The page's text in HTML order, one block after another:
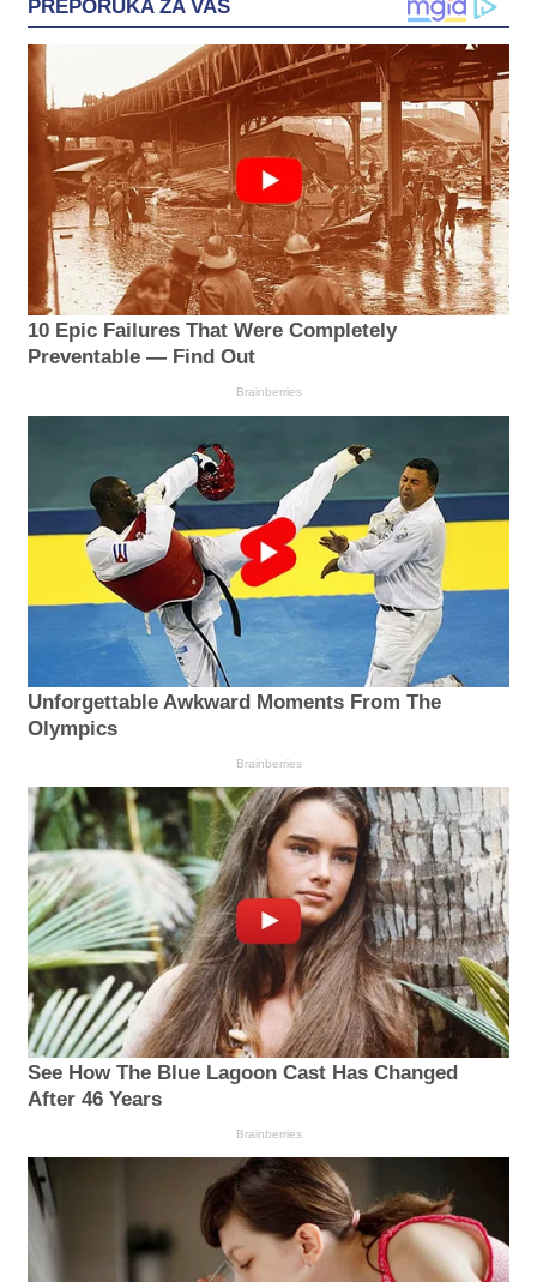
PREPORUKA ZA VAS
10 Epic Failures That Were Completely
Preventable — Find Out
Brainberries
Unforgettable Awkward Moments From The
Olympics
Brainberries
See How The Blue Lagoon Cast Has Changed
After 46 Years
Brainberries